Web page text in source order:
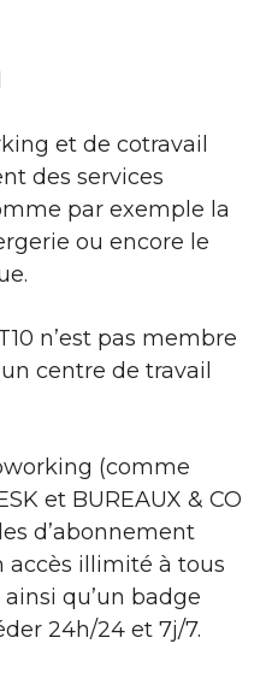
et de cotravail
des services
par exemple la
ou encore le
n’est pas membre
centre de travail
(comme
et BUREAUX & CO
d’abonnement
illimité à tous
qu’un badge
24h/24 et 7j/7.